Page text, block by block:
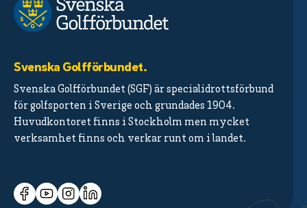
Svenska Golfförbundet.
Svenska Golfförbundet (SGF) är specialidrottsförbund
för golfsporten i Sverige och grundades 1904.
Huvudkontoret finns i Stockholm men mycket
verksamhet finns och verkar runt om i landet.